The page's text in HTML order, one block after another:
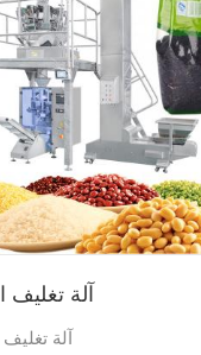
آلة تغليف
آلة تغليف